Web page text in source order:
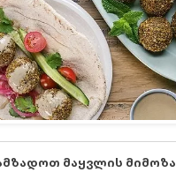
მაყვლის მიმოზა